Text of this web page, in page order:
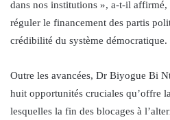
dans nos institutions », a-t-il affirmé,
réguler le financement des partis
crédibilité du système démocratique.
Outre les avancées, Dr Biyogue Bi
huit opportunités cruciales qu’offre
lesquelles la fin des blocages à